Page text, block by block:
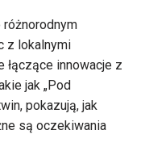
z lokalnymi
łączące innowacje z
jak „Pod
pokazują, jak
są oczekiwania